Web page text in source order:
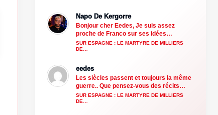
Napo De Kergorre
Bonjour cher Eedes, Je suis assez
proche de Franco sur ses idées…
SUR ESPAGNE : LE MARTYRE DE MILLIERS
DE…
eedes
Les siècles passent et toujours la même
guerre.. Que pensez-vous des récits…
SUR ESPAGNE : LE MARTYRE DE MILLIERS
DE…